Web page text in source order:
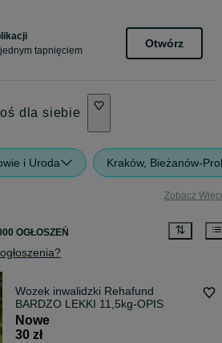
tapnięciem
Otwórz
dla siebie
i Uroda Kraków, Bieżanów-
Zobacz
OGŁOSZEŃ
Wozek inwalidzki Rehafund
BARDZO LEKKI 11,5kg-OPIS
Nowe
30 zł